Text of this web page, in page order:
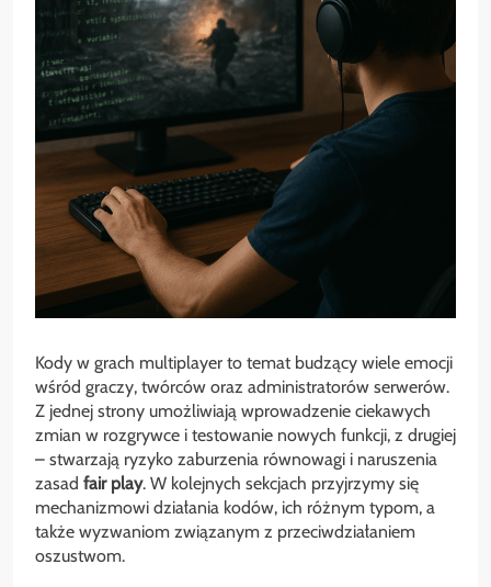
Kody w grach multiplayer to temat budzący wiele emocji
wśród graczy, twórców oraz administratorów serwerów.
Z jednej strony umożliwiają wprowadzenie ciekawych
zmian w rozgrywce i testowanie nowych funkcji, z drugiej
– stwarzają ryzyko zaburzenia równowagi i naruszenia
zasad fair play. W kolejnych sekcjach przyjrzymy się
mechanizmowi działania kodów, ich różnym typom, a
także wyzwaniom związanym z przeciwdziałaniem
oszustwom.